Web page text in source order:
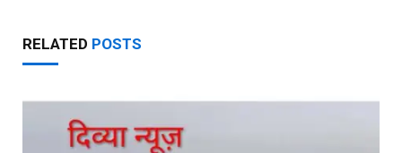
RELATED POSTS